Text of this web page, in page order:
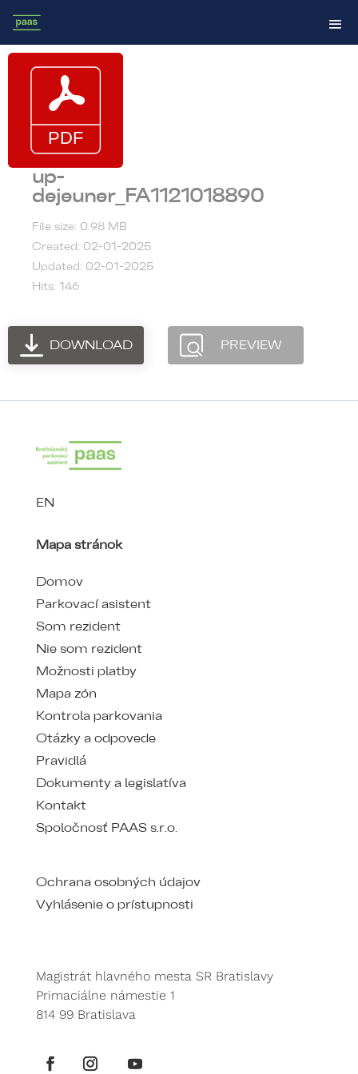
up-
dejeuner_FA1121018890
File size: 0.98 MB
Created: 02-01-2025
Updated: 02-01-2025
Hits: 146
DOWNLOAD PREVIEW
EN
Mapa stránok
Domov
Parkovací asistent
Som rezident
Nie som rezident
Možnosti platby
Mapa zón
Kontrola parkovania
Otázky a odpovede
Pravidlá
Dokumenty a legislatíva
Kontakt
Spoločnosť PAAS s.r.o.
Ochrana osobných údajov
Vyhlásenie o prístupnosti
Magistrát hlavného mesta SR Bratislavy
Primaciálne námestie 1
814 99 Bratislava